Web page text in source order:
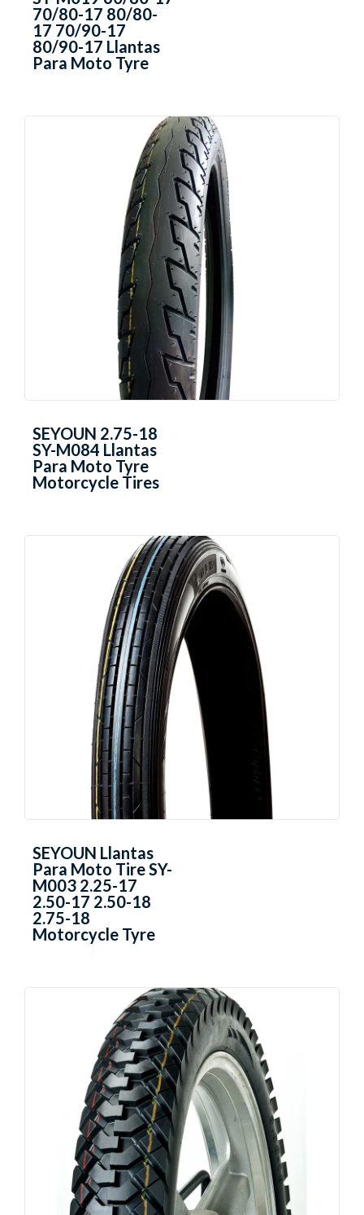
70/80-17 80/80-
17 70/90-17
80/90-17 Llantas
Para Moto Tyre
SEYOUN 2.75-18
SY-M084 Llantas
Para Moto Tyre
Motorcycle Tires
SEYOUN Llantas
Para Moto Tire SY-
M003 2.25-17
2.50-17 2.50-18
2.75-18
Motorcycle Tyre